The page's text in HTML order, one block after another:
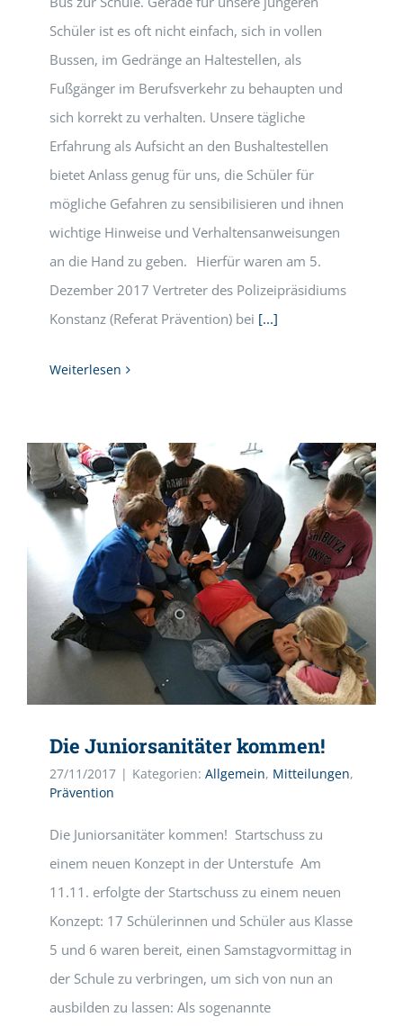
Schüler ist es oft nicht einfach, sich in vollen
Bussen, im Gedränge an Haltestellen, als
Fußgänger im Berufsverkehr zu behaupten und
sich korrekt zu verhalten. Unsere tägliche
Erfahrung als Aufsicht an den Bushaltestellen
bietet Anlass genug für uns, die Schüler für
mögliche Gefahren zu sensibilisieren und ihnen
wichtige Hinweise und Verhaltensanweisungen
an die Hand zu geben. Hierfür waren am 5.
Dezember 2017 Vertreter des Polizeipräsidiums
Konstanz (Referat Prävention) bei [...]
Weiterlesen
Die Juniorsanitäter kommen!
27/11/2017 | Kategorien: Allgemein, Mitteilungen,
Prävention
Die Juniorsanitäter kommen! Startschuss zu
einem neuen Konzept in der Unterstufe Am
11.11. erfolgte der Startschuss zu einem neuen
Konzept: 17 Schülerinnen und Schüler aus Klasse
5 und 6 waren bereit, einen Samstagvormittag in
der Schule zu verbringen, um sich von nun an
ausbilden zu lassen: Als sogenannte